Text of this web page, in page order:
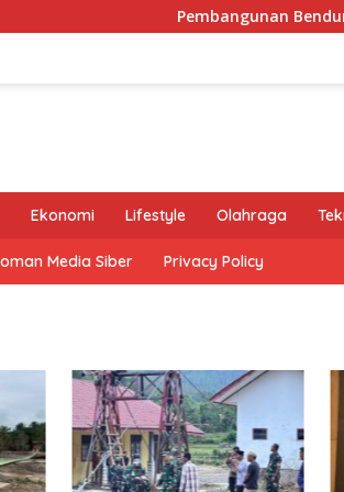
Pembangunan Bendung
Ekonomi Lifestyle Olahraga
Media Siber Privacy Policy